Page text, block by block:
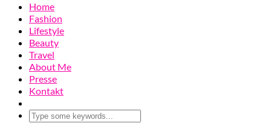
Home
Fashion
Lifestyle
Beauty
Travel
About Me
Presse
Kontakt